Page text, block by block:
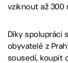
vziknout až 300
Díky spolupráci
obyvatelé z
sousedí, koupit